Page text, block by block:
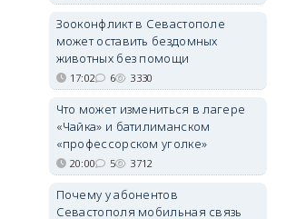
Зооконфликт в Севастополе
может оставить бездомных
животных без помощи
17:02 6 3330
Что может измениться в лагере
«Чайка» и батилиманском
«профессорском уголке»
20:00 5 3712
Почему у абонентов
Севастополя мобильная связь